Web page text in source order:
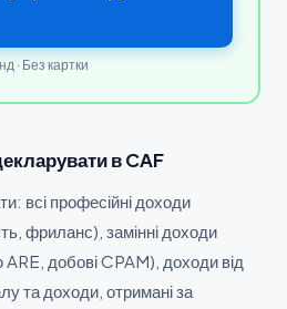
· Без картки
в CAF
всі професійні доходи
фриланс), замінні доходи
добові CPAM), доходи від
та доходи, отримані за